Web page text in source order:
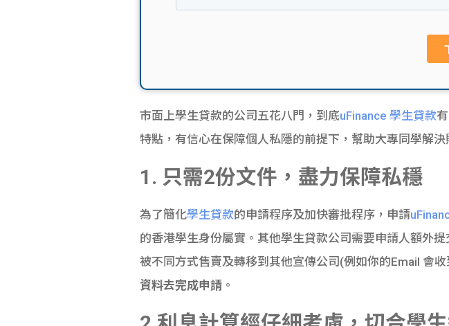
市面上學生貸款的公司五花八門，到底uFinance 學生貸款
特點，有信心在保障個人私隱的前提下，幫助大專同學解
1. 只需2份文件，盡力保障私穩
為了簡化學生貸款的申請程序及加快審批程序，申請
的香港學生身份屬實。其他學生貸款公司需要申請人額外
被不同方式售賣及轉移到其他宣傳公司(例如你的Email 會
資料去完成申請。